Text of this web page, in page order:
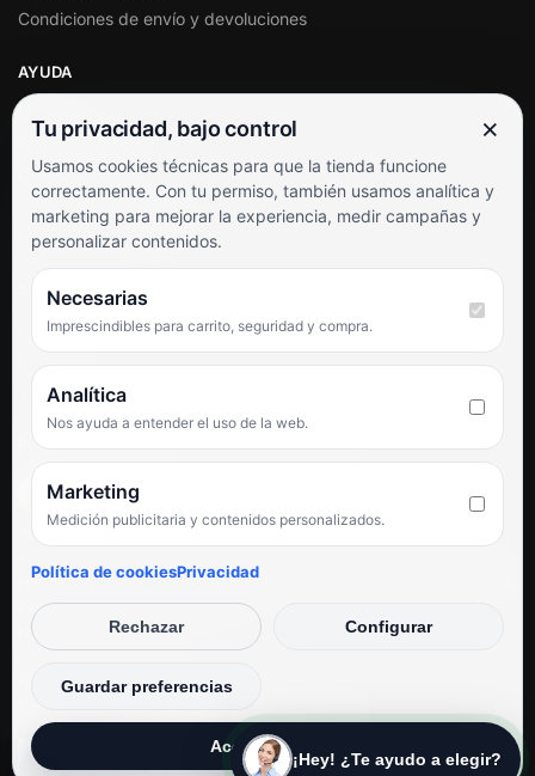
Condiciones de envío y devoluciones
AYUDA
Soporte al cliente
Contacto
Términos y condiciones
Preguntas frecuentes
SÍGUENOS
Facebook
TikTok
PUNTUACIÓN DE 4,6 SOBRE 5 EN GOOGLE
★★★★★
Hemos comprado en varias ocasiones y siempre dan respuesta.
Espectacular, servicio de 10.»
Iván Rodríguez Ramos
© Electrodirecto 2026
¡Hey! ¿Te ayudo a elegir?
Tu privacidad, bajo control ×
Usamos cookies técnicas para que la tienda funcione
correctamente. Con tu permiso, también usamos analítica y
marketing para mejorar la experiencia, medir campañas y
personalizar contenidos.
Necesarias
Imprescindibles para carrito, seguridad y compra.
Analítica
Nos ayuda a entender el uso de la web.
Marketing
Medición publicitaria y contenidos personalizados.
Política de cookiesPrivacidad
Rechazar Configurar
Guardar preferencias
Aceptar todas
Privacidad